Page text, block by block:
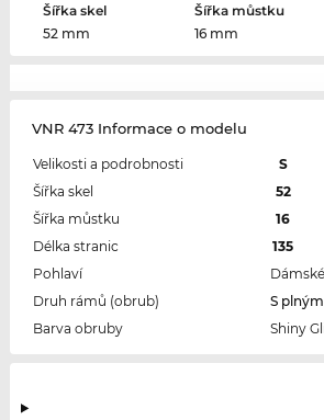
Šířka skel
52 mm
Šířka můstku
16 mm
VNR 473 Informace o modelu
Velikosti a podrobnosti
S
Šířka skel
52
Šířka můstku
16
Délka stranic
135
Pohlaví
Druh rámů (obrub)
S
Barva obruby
Shiny